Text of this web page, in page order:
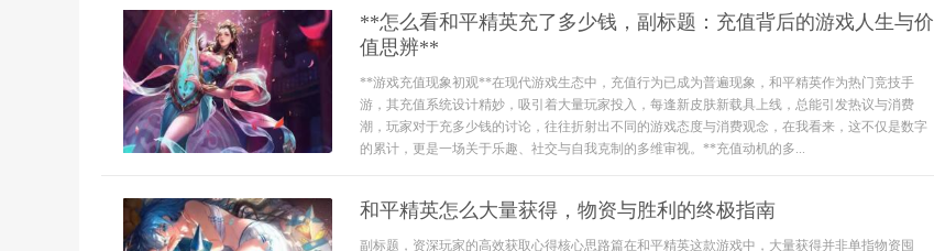
**怎么看和平精英充了多少钱，副标题：充值背后的游戏人生与价
值思辨**
**游戏充值现象初观**在现代游戏生态中，充值行为已成为普遍现象，和平精英作为热门竞技手
游，其充值系统设计精妙，吸引着大量玩家投入，每逢新皮肤新载具上线，总能引发热议与消费
潮，玩家对于充多少钱的讨论，往往折射出不同的游戏态度与消费观念，在我看来，这不仅是数字
的累计，更是一场关于乐趣、社交与自我克制的多维审视。**充值动机的多...
和平精英怎么大量获得，物资与胜利的终极指南
副标题，资深玩家的高效获取心得核心思路篇在和平精英这款游戏中，大量获得并非单指物资囤